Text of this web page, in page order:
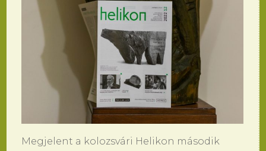
Megjelent a kolozsvári Helikon második